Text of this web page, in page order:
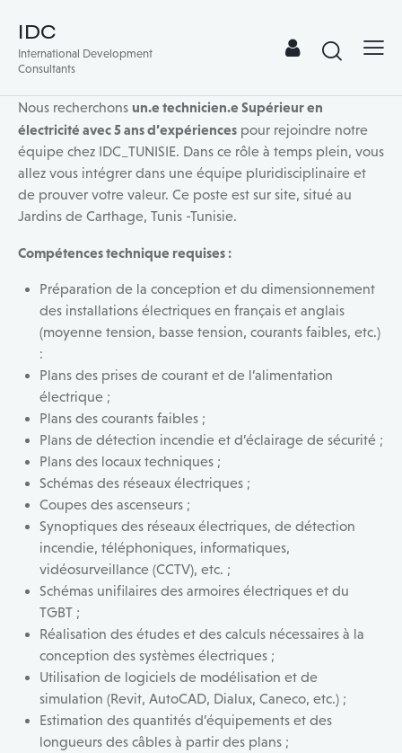
IDC
International Development
Consultants
Nous recherchons un.e technicien.e Supérieur en
électricité avec 5 ans d’expériences pour rejoindre notre
équipe chez IDC_TUNISIE. Dans ce rôle à temps plein, vous
allez vous intégrer dans une équipe pluridisciplinaire et
de prouver votre valeur. Ce poste est sur site, situé au
Jardins de Carthage, Tunis -Tunisie.
Compétences technique requises :
Préparation de la conception et du dimensionnement
des installations électriques en français et anglais
(moyenne tension, basse tension, courants faibles, etc.)
:
Plans des prises de courant et de l’alimentation
électrique ;
Plans des courants faibles ;
Plans de détection incendie et d’éclairage de sécurité ;
Plans des locaux techniques ;
Schémas des réseaux électriques ;
Coupes des ascenseurs ;
Synoptiques des réseaux électriques, de détection
incendie, téléphoniques, informatiques,
vidéosurveillance (CCTV), etc. ;
Schémas unifilaires des armoires électriques et du
TGBT ;
Réalisation des études et des calculs nécessaires à la
conception des systèmes électriques ;
Utilisation de logiciels de modélisation et de
simulation (Revit, AutoCAD, Dialux, Caneco, etc.) ;
Estimation des quantités d’équipements et des
longueurs des câbles à partir des plans ;